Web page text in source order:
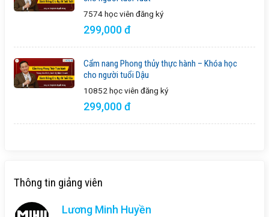
7574 học viên đăng ký
299,000 đ
Cẩm nang Phong thủy thực hành – Khóa học
cho người tuổi Dậu
10852 học viên đăng ký
299,000 đ
Thông tin giảng viên
Lương Minh Huyền